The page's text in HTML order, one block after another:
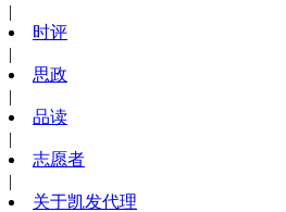
|
时评
|
思政
|
品读
|
志愿者
|
关于凯发代理